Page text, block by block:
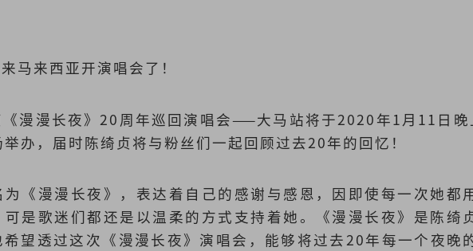
马来西亚开演唱会了！
漫漫长夜》20周年巡回演唱会——大马站将于2020年1月11日晚
办，届时陈绮贞将与粉丝们一起回顾过去20年的回忆！
《漫漫长夜》，表达着自己的感谢与感恩，因即使每一次她都
是歌迷们都还是以温柔的方式支持着她。《漫漫长夜》是陈绮
望透过这次《漫漫长夜》演唱会，能够将过去20年每一个夜晚